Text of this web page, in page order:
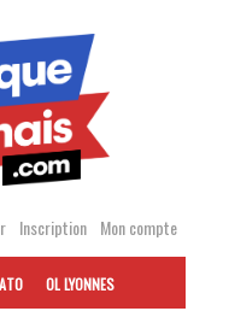
Inscription Mon compte
OL LYONNES